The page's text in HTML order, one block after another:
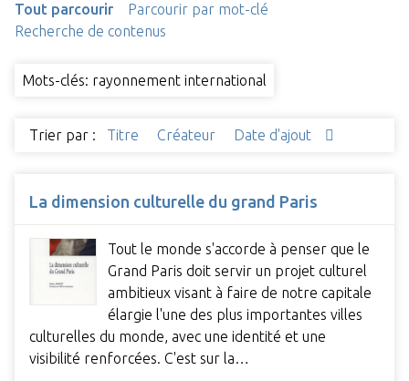
Tout parcourir
Parcourir par mot-clé
Recherche de contenus
Mots-clés: rayonnement international
Trier par : Titre Créateur Date d'ajout
La dimension culturelle du grand Paris
Tout le monde s'accorde à penser que le
Grand Paris doit servir un projet culturel
ambitieux visant à faire de notre capitale
élargie l'une des plus importantes villes
culturelles du monde, avec une identité et une
visibilité renforcées. C'est sur la…